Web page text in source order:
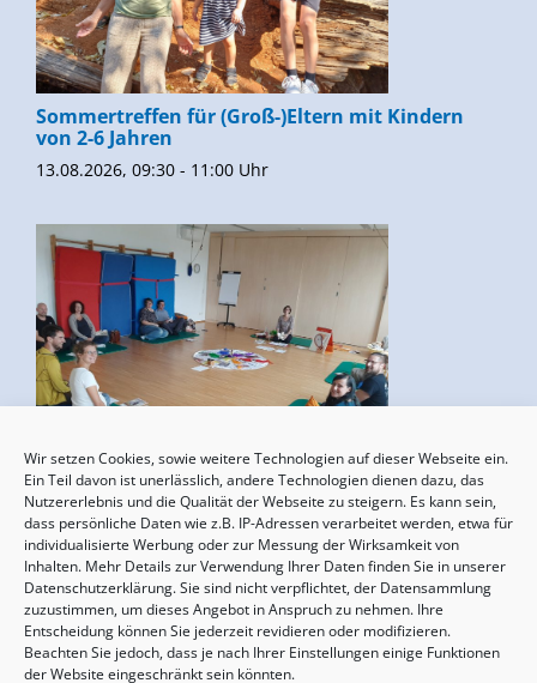
Wir setzen Cookies, sowie weitere Technologien auf dieser Webseite ein.
Ein Teil davon ist unerlässlich, andere Technologien dienen dazu, das
Nutzererlebnis und die Qualität der Webseite zu steigern. Es kann sein,
dass persönliche Daten wie z.B. IP-Adressen verarbeitet werden, etwa für
individualisierte Werbung oder zur Messung der Wirksamkeit von
Inhalten. Mehr Details zur Verwendung Ihrer Daten finden Sie in unserer
Datenschutzerklärung. Sie sind nicht verpflichtet, der Datensammlung
zuzustimmen, um dieses Angebot in Anspruch zu nehmen. Ihre
Entscheidung können Sie jederzeit revidieren oder modifizieren.
Beachten Sie jedoch, dass je nach Ihrer Einstellungen einige Funktionen
der Website eingeschränkt sein könnten.
Sommertreffen für (Groß-)Eltern mit Kindern
von 2-6 Jahren
13.08.2026, 09:30 - 11:00 Uhr
Geburtsvorbereitung
15.08.2026, 10:00 - 17:00 Uhr